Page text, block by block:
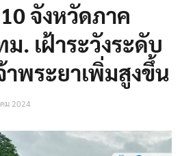
จังหวัดภาค
. เฝ้าระวังระดับ
าพระยาเพิ่มสูงขึ้น
ม 2024